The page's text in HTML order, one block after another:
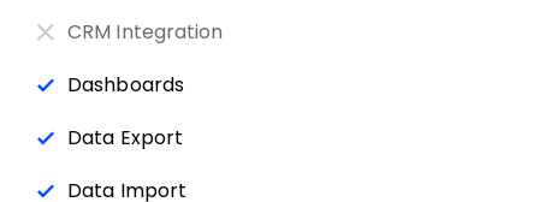
CRM Integration
Dashboards
Data Export
Data Import